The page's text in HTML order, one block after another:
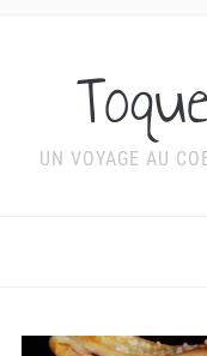
UN VOYAGE AU